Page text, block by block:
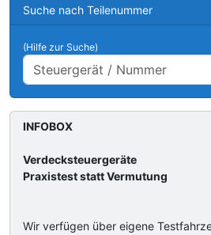
Suche nach Teilenummer
(Hilfe zur Suche)
INFOBOX
Verdecksteuergeräte
Praxistest statt Vermutung
Wir verfügen über eigene